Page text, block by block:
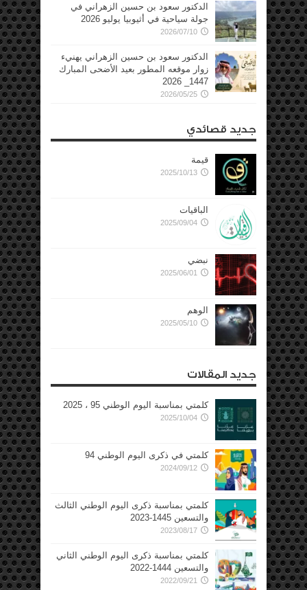
الدكتور سعود بن حسين الزهراني في
جولة سياحية في أثيوبيا يوليو 2026
2026/07/10
الدكتور سعود بن حسين الزهراني يهنيء
زوار موقعه المطور بعيد الأضحى المبارك
1447_ 2026
2026/05/25
جديد قصائدي
قيمة
2025/10/13
الباقيات
2025/09/04
نبضي
2025/06/01
الوهم
2025/05/10
جديد المقالات
كلمتي بمناسبة اليوم الوطني 95 ، 2025
2025/10/04
كلمتي في ذكرى اليوم الوطني 94
2024/09/12
كلمتي بمناسبة ذكرى اليوم الوطني الثالث
والتسعين 1445-2023
2023/08/17
كلمتي بمناسبة ذكرى اليوم الوطني الثاني
والتسعين 1444-2022
2022/09/21